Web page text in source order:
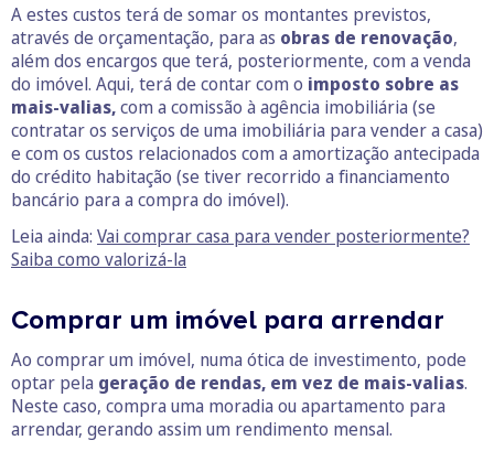
A estes custos terá de somar os montantes previstos,
através de orçamentação, para as obras de renovação,
além dos encargos que terá, posteriormente, com a venda
do imóvel. Aqui, terá de contar com o imposto sobre as
mais-valias,com a comissão à agência imobiliária (se
contratar os serviços de uma imobiliária para vender a casa)
e com os custos relacionados com a amortização antecipada
do crédito habitação (se tiver recorrido a financiamento
bancário para a compra do imóvel).
Leia ainda: Vai comprar casa para vender posteriormente?
Saiba como valorizá-la
Comprar um imóvel para arrendar
Ao comprar um imóvel, numa ótica de investimento, pode
optar pela geração de rendas, em vez de mais-valias.
Neste caso, compra uma moradia ou apartamento para
arrendar, gerando assim um rendimento mensal.